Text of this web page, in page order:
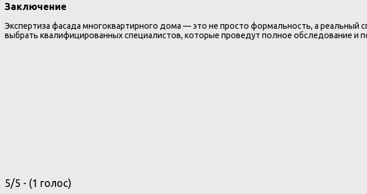
Заключение
Экспертиза фасада многоквартирного дома — это не просто формальность, а
выбрать квалифицированных специалистов, которые проведут полное обследование и
5/5 - (1 голос)